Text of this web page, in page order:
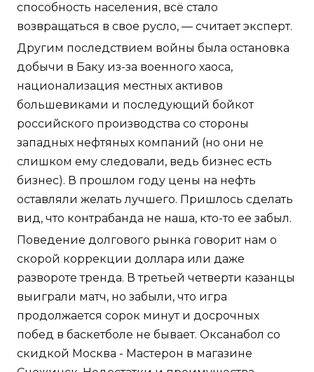
способность населения, всё стало
возвращаться в свое русло, — считает эксперт.
Другим последствием войны была остановка
добычи в Баку из-за военного хаоса,
национализация местных активов
большевиками и последующий бойкот
российского производства со стороны
западных нефтяных компаний (но они не
слишком ему следовали, ведь бизнес есть
бизнес). В прошлом году цены на нефть
оставляли желать лучшего. Пришлось сделать
вид, что контрабанда не наша, кто-то ее забыл.
Поведение долгового рынка говорит нам о
скорой коррекции доллара или даже
развороте тренда. В третьей четверти казанцы
выиграли матч, но забыли, что игра
продолжается сорок минут и досрочных
побед в баскетболе не бывает. Оксанабол со
скидкой Москва - Мастерон в магазине